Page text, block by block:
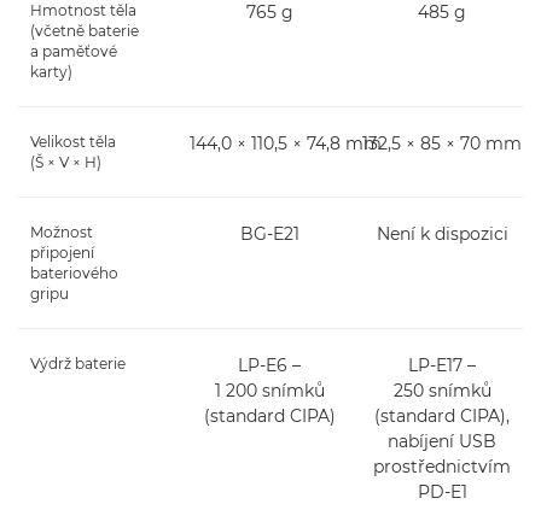
Hmotnost těla
(včetně baterie
a paměťové
karty)
765 g 485 g
Velikost těla
(Š × V × H)
144,0 × 110,5 × 74,8 mm132,5 × 85 × 70 mm
Možnost
připojení
bateriového
gripu
BG-E21 Není k dispozici
Výdrž baterie
LP-E6 –
1 200 snímků
(standard CIPA)
LP-E17 –
250 snímků
(standard CIPA),
nabíjení USB
prostřednictvím
PD-E1